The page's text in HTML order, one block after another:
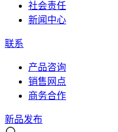
社会责任
新闻中心
联系
产品咨询
销售网点
商务合作
新品发布